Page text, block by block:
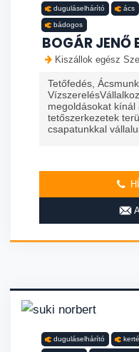
duguláselhárító ács
bádogos
BOGÁR JENŐ
Kiszállok egész
Tetőfedés,
megoldásokat kínál
tetőszerkezetek
csapatunkkal
duguláselhárító